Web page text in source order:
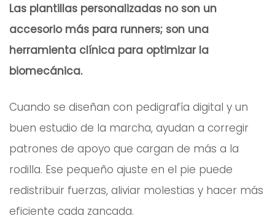
Las plantillas personalizadas no son un
accesorio más para runners; son una
herramienta clínica para optimizar la
biomecánica.
Cuando se diseñan con pedigrafía digital y un
buen estudio de la marcha, ayudan a corregir
patrones de apoyo que cargan de más a la
rodilla. Ese pequeño ajuste en el pie puede
redistribuir fuerzas, aliviar molestias y hacer más
eficiente cada zancada.